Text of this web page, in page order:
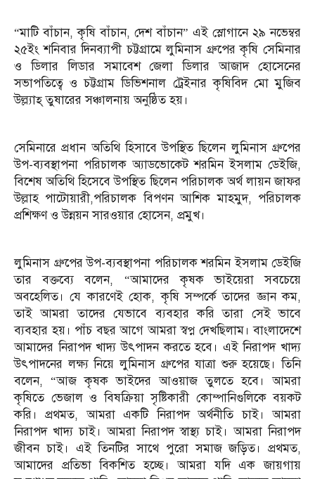
“মাটি বাঁচান, কৃষি বাঁচান, দেশ বাঁচান” এই স্লোগানে ২৯ নভেম্বর
২৫ইং শনিবার দিনব্যাপী চট্টগ্রামে লুমিনাস গ্রুপের কৃষি সেমিনার
ও ডিলার লিডার সমাবেশ জেলা ডিলার আজাদ হোসেনের
সভাপতিত্বে ও চট্টগ্রাম ডিভিশনাল ট্রেইনার কৃষিবিদ মো মুজিব
উল্ল্যাহ্ তুষারের সঞ্চালনায় অনুষ্ঠিত হয়।
সেমিনারে প্রধান অতিথি হিসাবে উপস্থিত ছিলেন লুমিনাস গ্রুপের
উপ-ব্যবস্থাপনা পরিচালক অ্যাডভোকেট শরমিন ইসলাম ডেইজি,
বিশেষ অতিথি হিসেবে উপস্থিত ছিলেন পরিচালক অর্থ লায়ন জাফর
উল্লাহ পাটোয়ারী,পরিচালক বিপণন আশিক মাহমুদ, পরিচালক
প্রশিক্ষণ ও উন্নয়ন সারওয়ার হোসেন, প্রমুখ।
লুমিনাস গ্রুপের উপ-ব্যবস্থাপনা পরিচালক শরমিন ইসলাম ডেইজি
তার বক্তব্যে বলেন, “আমাদের কৃষক ভাইয়েরা সবচেয়ে
অবহেলিত। যে কারণেই হোক, কৃষি সম্পর্কে তাদের জ্ঞান কম,
তাই আমরা তাদের যেভাবে ব্যবহার করি তারা সেই ভাবে
ব্যবহার হয়। পাঁচ বছর আগে আমরা স্বপ্ন দেখছিলাম। বাংলাদেশে
আমাদের নিরাপদ খাদ্য উৎপাদন করতে হবে। এই নিরাপদ খাদ্য
উৎপাদনের লক্ষ্য নিয়ে লুমিনাস গ্রুপের যাত্রা শুরু হয়েছে। তিনি
বলেন, “আজ কৃষক ভাইদের আওয়াজ তুলতে হবে। আমরা
কৃষিতে ভেজাল ও বিষক্রিয়া সৃষ্টিকারী কোম্পানিগুলিকে বয়কট
করি। প্রথমত, আমরা একটি নিরাপদ অর্থনীতি চাই। আমরা
নিরাপদ খাদ্য চাই। আমরা নিরাপদ স্বাস্থ্য চাই। আমরা নিরাপদ
জীবন চাই। এই তিনটির সাথে পুরো সমাজ জড়িত। প্রথমত,
আমাদের প্রতিভা বিকশিত হচ্ছে। আমরা যদি এক জায়গায়